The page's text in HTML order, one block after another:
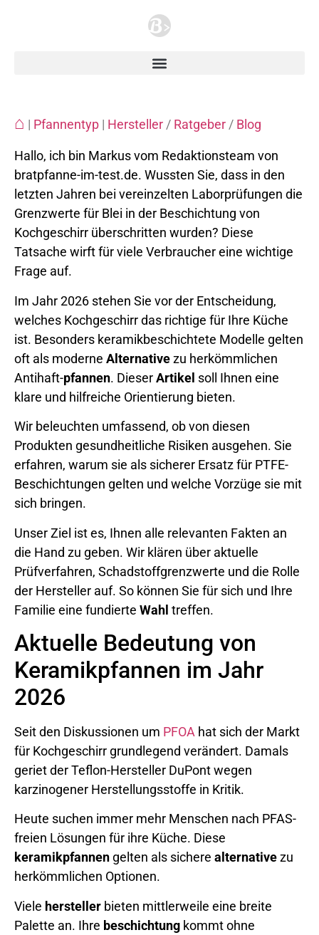
⌂ | Pfannentyp | Hersteller / Ratgeber / Blog
Hallo, ich bin Markus vom Redaktionsteam von
bratpfanne-im-test.de. Wussten Sie, dass in den
letzten Jahren bei vereinzelten Laborprüfungen die
Grenzwerte für Blei in der Beschichtung von
Kochgeschirr überschritten wurden? Diese
Tatsache wirft für viele Verbraucher eine wichtige
Frage auf.
Im Jahr 2026 stehen Sie vor der Entscheidung,
welches Kochgeschirr das richtige für Ihre Küche
ist. Besonders keramikbeschichtete Modelle gelten
oft als moderne Alternativezu herkömmlichen
Antihaft-pfannen. DieserArtikel soll Ihnen eine
klare und hilfreiche Orientierung bieten.
Wir beleuchten umfassend, ob von diesen
Produkten gesundheitliche Risiken ausgehen. Sie
erfahren, warum sie als sicherer Ersatz für PTFE-
Beschichtungen gelten und welche Vorzüge sie mit
sich bringen.
Unser Ziel ist es, Ihnen alle relevanten Fakten an
die Hand zu geben. Wir klären über aktuelle
Prüfverfahren, Schadstoffgrenzwerte und die Rolle
der Hersteller auf. So können Sie für sich und Ihre
Familie eine fundierte Wahl treffen.
Aktuelle Bedeutung von
Keramikpfannen im Jahr
2026
Seit den Diskussionen um PFOA hat sich der Markt
für Kochgeschirr grundlegend verändert. Damals
geriet der Teflon-Hersteller DuPont wegen
karzinogener Herstellungsstoffe in Kritik.
Heute suchen immer mehr Menschen nach PFAS-
freien Lösungen für ihre Küche. Diese
keramikpfannen gelten als sichere alternativezu
herkömmlichen Optionen.
Viele hersteller bieten mittlerweile eine breite
Palette an. Ihre beschichtung kommt ohne